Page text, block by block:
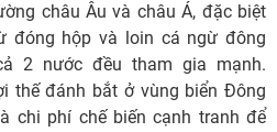
châu Âu và châu Á, đặc biệt
đóng hộp và loin cá ngừ đông
2 nước đều tham gia mạnh.
thế đánh bắt ở vùng biển Đông
chi phí chế biến cạnh tranh để